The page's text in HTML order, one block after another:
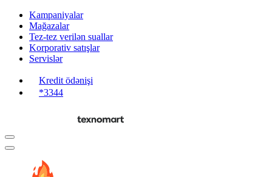
Kampaniyalar
Mağazalar
Tez-tez verilən suallar
Korporativ satışlar
Servislər
Kredit ödənişi
*3344